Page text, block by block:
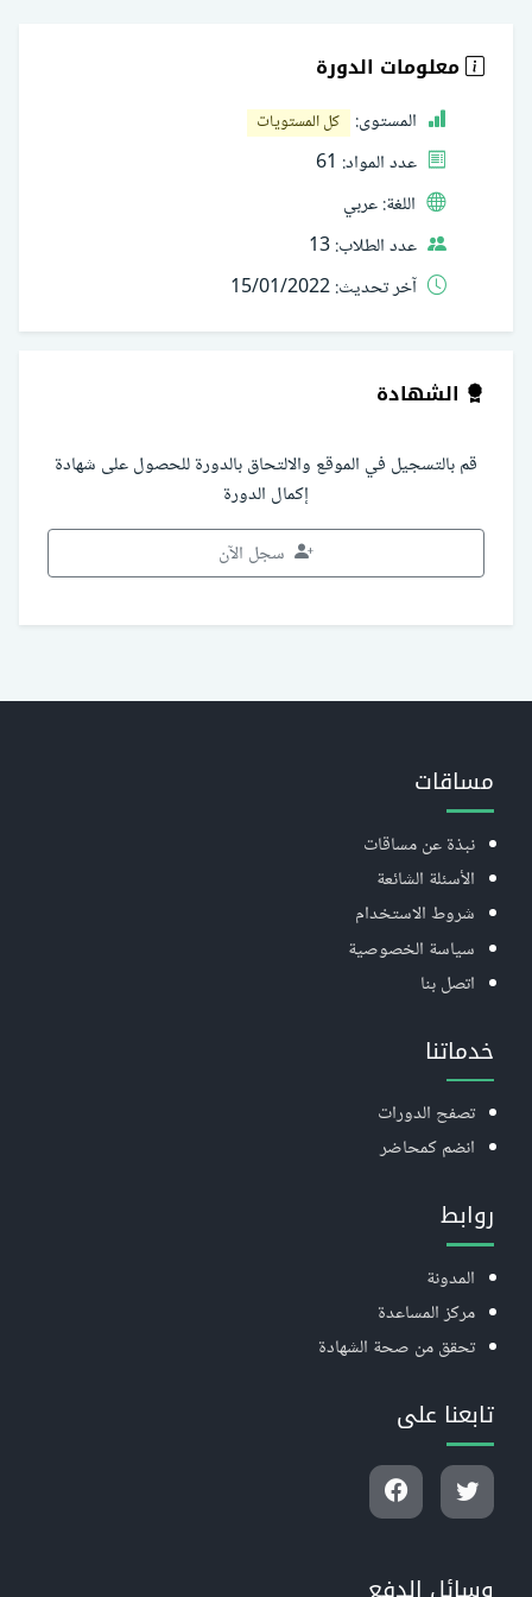
معلومات الدورة
المستوى: كل المستويات
عدد المواد: 61
اللغة:عربي
عدد الطلاب:13
آخر تحديث:15/01/2022
الشهادة
قم بالتسجيل في الموقع والالتحاق بالدورة للحصول على شهادة
إكمال الدورة
سجل الآن
مساقات
نبذة عن مساقات
الأسئلة الشائعة
شروط الاستخدام
سياسة الخصوصية
اتصل بنا
خدماتنا
تصفح الدورات
انضم كمحاضر
روابط
المدونة
مركز المساعدة
تحقق من صحة الشهادة
تابعنا على